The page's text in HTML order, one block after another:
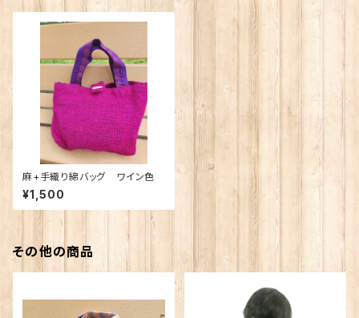
麻+手織り綿バッグ ワイン色
¥1,500
その他の商品